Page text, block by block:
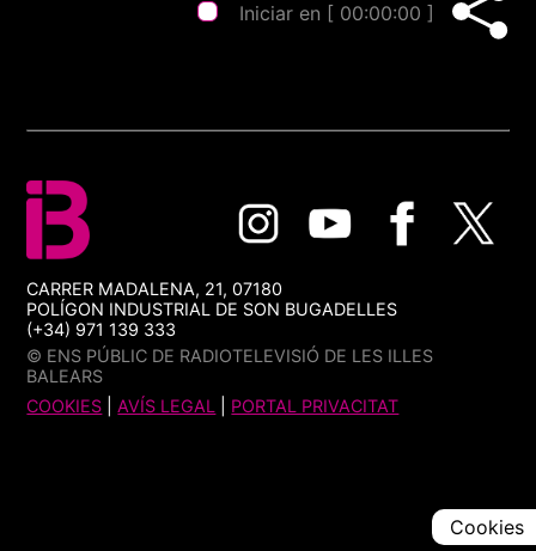
Iniciar en [ 00:00:00 ]
CARRER MADALENA, 21, 07180
POLÍGON INDUSTRIAL DE SON BUGADELLES
(+34) 971 139 333
© ENS PÚBLIC DE RADIOTELEVISIÓ DE LES ILLES
BALEARS
COOKIES |AVÍS LEGAL PORTAL PRIVACITAT
Cookies